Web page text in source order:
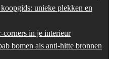
unieke plekken en
corners in je interieur
bomen als anti-hitte bronnen